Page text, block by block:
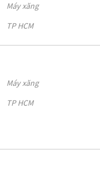
Máy xăng
TP HCM
Máy xăng
TP HCM